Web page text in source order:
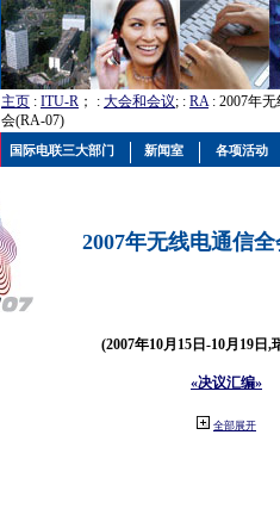
主页 : ITU-R ； : 大会和会议; : RA: 2007年
会(RA-07)
2007年无线电通信
(2007年10月15日-10月19日,
«决议汇编»
全部展开
国际电联三大部门 新闻室 各项活动